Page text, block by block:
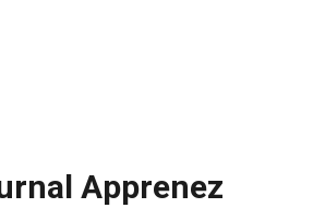
Apprenez